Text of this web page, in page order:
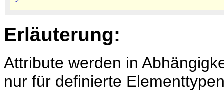
Erläuterung:
Attribute werden in
nur für definierte